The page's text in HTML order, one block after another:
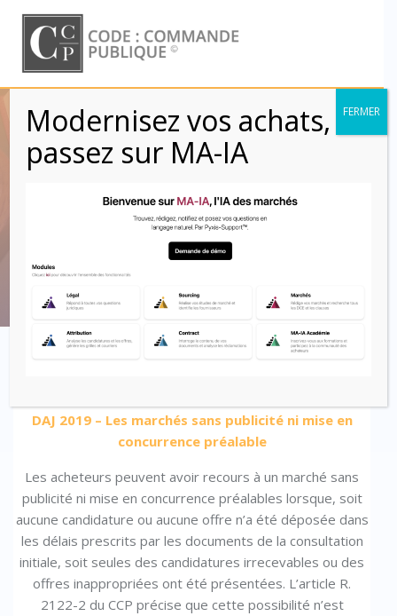
to
content
Marchés négociés :
Offres irrégulières
ou inacceptables
Code : Commande Publique
DAJ 2019 – Les marchés sans publicité ni mise en
concurrence préalable
Les acheteurs peuvent avoir recours à un marché sans
publicité ni mise en concurrence préalables lorsque, soit
aucune candidature ou aucune offre n’a été déposée dans
les délais prescrits par les documents de la consultation
initiale, soit seules des candidatures irrecevables ou des
offres inappropriées ont été présentées. L’article R.
2122-2 du CCP précise que cette possibilité n’est
Modernisez vos achats,
passez sur MA-IA
FERMER